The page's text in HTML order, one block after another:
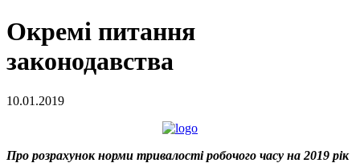
Окремі питання
законодавства
10.01.2019
Про розрахунок норми тривалості робочого часу на 2019 рік